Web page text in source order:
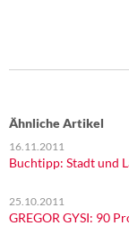
Ähnliche Artikel
16.11.2011
Buchtipp: Stadt und
25.10.2011
GREGOR GYSI: 90